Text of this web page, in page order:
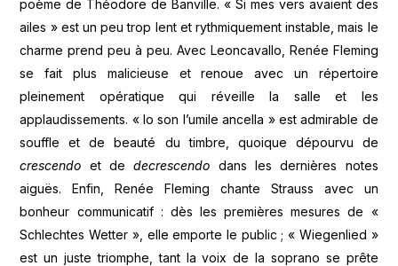
poème de Théodore de Banville. « Si mes vers avaient des
ailes » est un peu trop lent et rythmiquement instable, mais le
charme prend peu à peu. Avec Leoncavallo, Renée Fleming
se fait plus malicieuse et renoue avec un répertoire
pleinement opératique qui réveille la salle et les
applaudissements. « Io son l’umile ancella » est admirable de
souffle et de beauté du timbre, quoique dépourvu de
crescendo et dedecrescendo dans les dernières notes
aiguës. Enfin, Renée Fleming chante Strauss avec un
bonheur communicatif : dès les premières mesures de «
Schlechtes Wetter », elle emporte le public ; « Wiegenlied »
est un juste triomphe, tant la voix de la soprano se prête